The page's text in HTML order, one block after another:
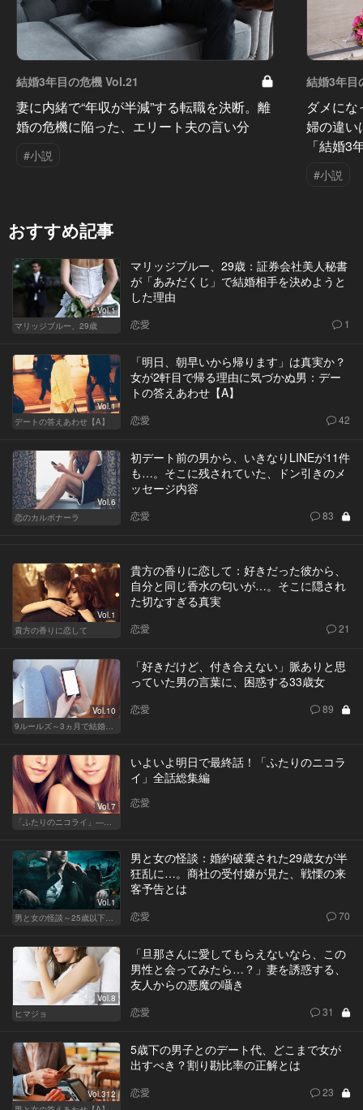
結婚3年目の危機 Vol.21
妻に内緒で“年収が半減”する転職を決断。離
婚の危機に陥った、エリート夫の言い分
#小説
結婚3年目
ダメに
婦の違い
「結婚3
#小説
おすすめ記事
Vol.1
マリッジブルー、29歳
マリッジブルー、29歳：証券会社美人秘書
が「あみだくじ」で結婚相手を決めようと
した理由
恋愛 1
Vol.1
デートの答えあわせ【A】
「明日、朝早いから帰ります」は真実か？
女が2軒目で帰る理由に気づかぬ男：デー
トの答えあわせ【A】
恋愛 42
Vol.6
恋のカルボナーラ
初デート前の男から、いきなりLINEが11件
も…。そこに残されていた、ドン引きのメ
ッセージ内容
恋愛 83
Vol.1
貴方の香りに恋して
貴方の香りに恋して：好きだった彼から、
自分と同じ香水の匂いが…。そこに隠され
た切なすぎる真実
恋愛 21
Vol.10
9ルールズ～3ヵ月で結婚する方法～
「好きだけど、付き合えない」脈ありと思
っていた男の言葉に、困惑する33歳女
恋愛 89
Vol.7
「ふたりのニコライ」―作家・柴崎竜人の恋愛ストーリー
いよいよ明日で最終話！「ふたりのニコラ
イ」全話総集編
恋愛
Vol.1
男と女の怪談～25歳以下閲覧禁止～
男と女の怪談：婚約破棄された29歳女が半
狂乱に…。商社の受付嬢が見た、戦慄の来
客予告とは
恋愛 70
Vol.8
ヒマジョ
「旦那さんに愛してもらえないなら、この
男性と会ってみたら…？」妻を誘惑する、
友人からの悪魔の囁き
恋愛 31
Vol.312
5歳下の男子とのデート代、どこまで女が
出すべき？割り勘比率の正解とは
恋愛 23